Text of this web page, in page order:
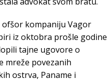
ofšor kompaniju Vagor
iz oktobra prošle godine
tajne ugovore o
mreže povezanih
ostrva, Paname i